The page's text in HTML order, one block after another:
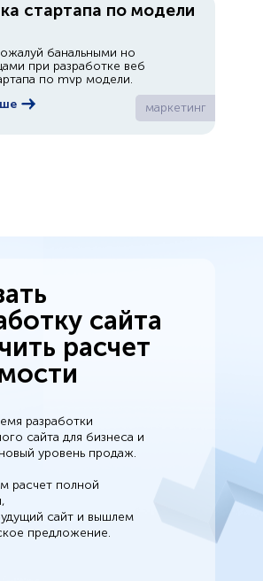
стартапа по модели
банальными но
при разработке веб
по mvp модели.
маркетинг
сайта
расчет
разработки
сайта для бизнеса и
уровень продаж.
расчет полной
сайт и вышлем
предложение.